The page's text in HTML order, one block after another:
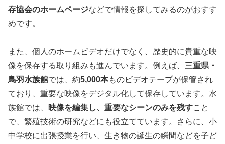
存協会のホームページなどで情報を探してみるのがおすす
めです。
また、個人のホームビデオだけでなく、歴史的に貴重な映
像を保存する取り組みも進んでいます。例えば、 三重県・
鳥羽水族館では、約5,000本ものビデオテープが保管され
ており、重要な映像をデジタル化して保存しています。水
族館では、
映像を編集し、重要なシーンのみを残すこと
で、繁殖技術の研究などにも役立てています。さらに、小
中学校に出張授業を行い、生き物の誕生の瞬間などを子ど